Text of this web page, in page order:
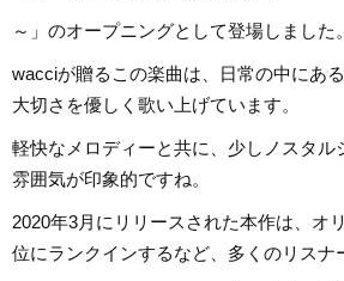
～」のオープニングとして登場しました。
wacciが贈るこの楽曲は、日常の中にあ
大切さを優しく歌い上げています。
軽快なメロディーと共に、少しノスタル
雰囲気が印象的ですね。
2020年3月にリリースされた本作は、オ
位にランクインするなど、多くのリスナ